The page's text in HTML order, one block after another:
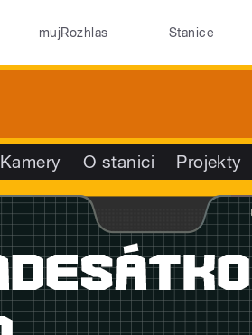
mujRozhlas Stanice
Kamery O stanici Projekty